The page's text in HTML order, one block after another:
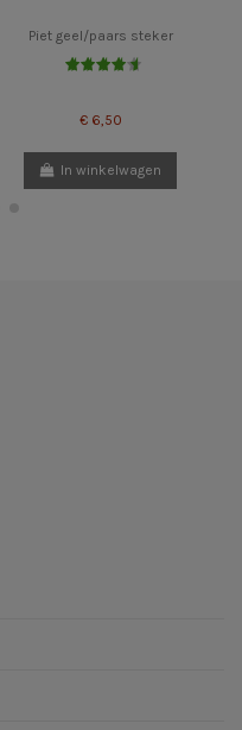
Piet geel/paars steker
€ 6,50
In winkelwagen